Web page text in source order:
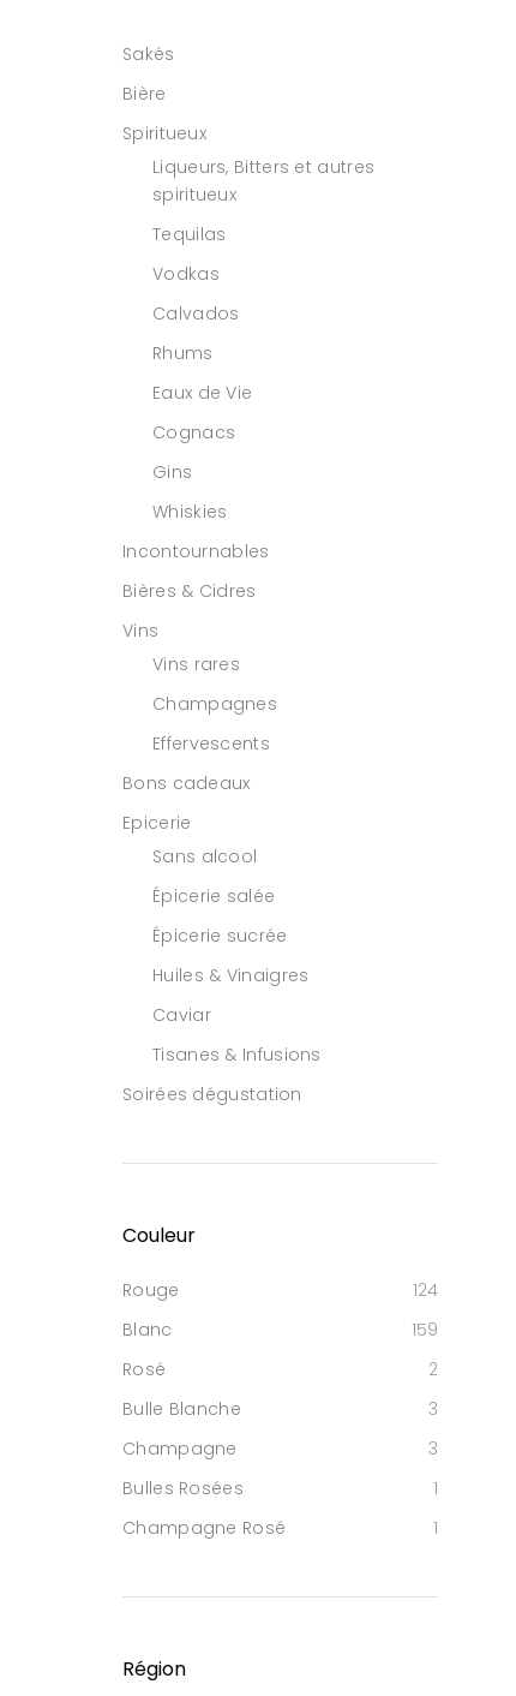
Sakés
Bière
Spiritueux
Liqueurs, Bitters et autres
spiritueux
Tequilas
Vodkas
Calvados
Rhums
Eaux de Vie
Cognacs
Gins
Whiskies
Incontournables
Bières & Cidres
Vins
Vins rares
Champagnes
Effervescents
Bons cadeaux
Epicerie
Sans alcool
Épicerie salée
Épicerie sucrée
Huiles & Vinaigres
Caviar
Tisanes & Infusions
Soirées dégustation
Couleur
Rouge
124
Blanc
159
Rosé
2
Bulle Blanche
3
Champagne
3
Bulles Rosées
1
Champagne Rosé
1
Région